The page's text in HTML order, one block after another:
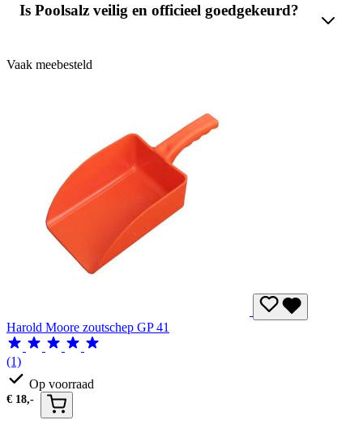
Is Poolsalz veilig en officieel goedgekeurd?
Vaak meebesteld
Harold Moore zoutschep GP 41
(1)
Op voorraad
€ 18,-